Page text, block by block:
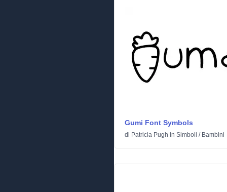
Gumi Font Symbols
di Patricia Pugh in Simboli / Bambini